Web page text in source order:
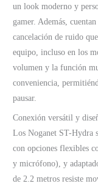
un look moderno y
gamer. Además,
cancelación de ruido
equipo, incluso en los
volumen y la función
conveniencia,
pausar.
Conexión versátil y
Los Noganet ST-Hydra
con opciones flexibles
y micrófono), y
de 2.2 metros resiste